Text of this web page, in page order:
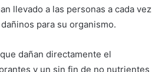
llevado a las personas a cada vez
para su organismo.
dañan directamente el
y un sin fin de no nutrientes